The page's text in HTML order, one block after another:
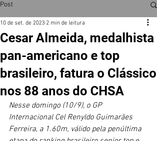
Post
Cesar Almeida, medalhista
pan-americano e top
brasileiro, fatura o Clássico
nos 88 anos do CHSA
10 de set. de 2023 2 min de leitura
Nesse domingo (10/9), o GP
Internacional Cel Renyldo Guimarães
Ferreira, a 1.60m, válido pela penúltima